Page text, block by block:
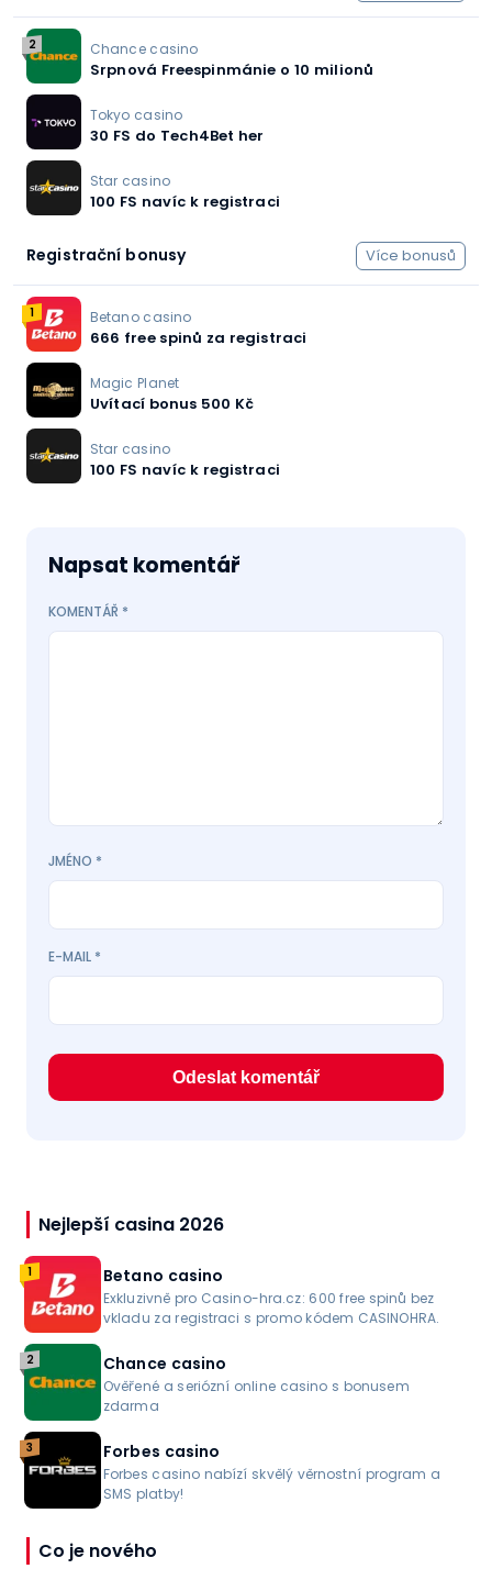
2 Chance casino
Srpnová Freespinmánie o 10 milionů
Tokyo casino
30 FS do Tech4Bet her
Star casino
100 FS navíc k registraci
Registrační bonusy Více bonusů
1 Betano casino
666 free spinů za registraci
Magic Planet
Uvítací bonus 500 Kč
Star casino
100 FS navíc k registraci
Napsat komentář
KOMENTÁŘ *
JMÉNO *
E-MAIL *
Nejlepší casina 2026
1 Betano casino
Exkluzivně pro Casino-hra.cz: 600 free spinů bez
vkladu za registraci s promo kódem CASINOHRA.
2 Chance casino
Ověřené a seriózní online casino s bonusem
zdarma
3 Forbes casino
Forbes casino nabízí skvělý věrnostní program a
SMS platby!
Co je nového